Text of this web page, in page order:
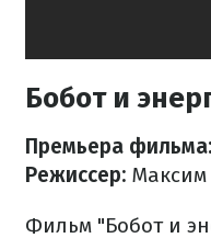
Бобот и
Премьера фильма:
Режиссер: Максим
Фильм "Бобот и